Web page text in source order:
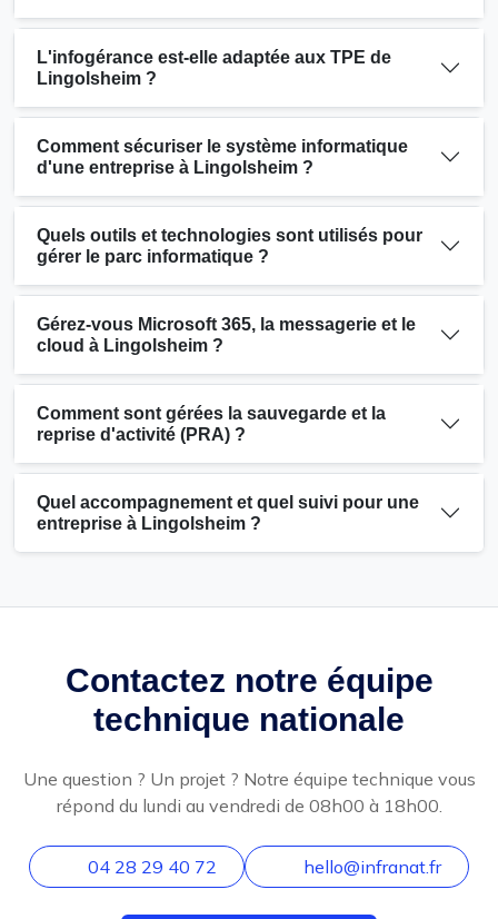
L'infogérance est-elle adaptée aux TPE de
Lingolsheim ?
Comment sécuriser le système informatique
d'une entreprise à Lingolsheim ?
Quels outils et technologies sont utilisés pour
gérer le parc informatique ?
Gérez-vous Microsoft 365, la messagerie et le
cloud à Lingolsheim ?
Comment sont gérées la sauvegarde et la
reprise d'activité (PRA) ?
Quel accompagnement et quel suivi pour une
entreprise à Lingolsheim ?
Contactez notre équipe
technique nationale
Une question ? Un projet ? Notre équipe technique vous
répond du lundi au vendredi de 08h00 à 18h00.
04 28 29 40 72 hello@infranat.fr